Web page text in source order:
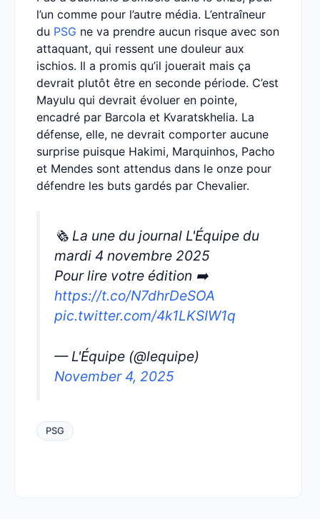
l’un comme pour l’autre média. L’entraîneur
du PSG ne va prendre aucun risque avec son
attaquant, qui ressent une douleur aux
ischios. Il a promis qu’il jouerait mais ça
devrait plutôt être en seconde période. C’est
Mayulu qui devrait évoluer en pointe,
encadré par Barcola et Kvaratskhelia. La
défense, elle, ne devrait comporter aucune
surprise puisque Hakimi, Marquinhos, Pacho
et Mendes sont attendus dans le onze pour
défendre les buts gardés par Chevalier.
🗞️ La une du journal L'Équipe du
mardi 4 novembre 2025
Pour lire votre édition ➡️
https://t.co/N7dhrDeSOA
pic.twitter.com/4k1LKSIW1q
— L'Équipe (@lequipe)
November 4, 2025
PSG